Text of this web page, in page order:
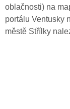
oblačnosti) na
portálu Ventusky
městě Střílky